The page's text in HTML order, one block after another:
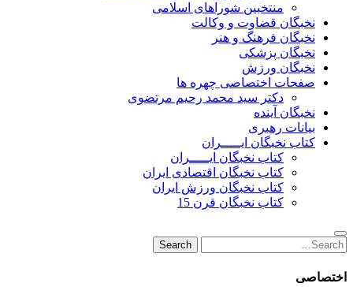
منتخبین شوراهای اسلامی
نخبگان قضاوت و وکالت
نخبگان فرهنگ و هنر
نخبگان پزشکی
نخبگان ورزش
صفحات اختصاصی چهره ها
دکتر سید محمد رحیم مرتضوی
نخبگان آینده
بیانات رهبری
کتاب نخبگان ایـــــران
کتاب نخبگان ایـــــران
کتاب نخبگان اقتصادی ایران
کتاب نخبگان ورزش ایران
کتاب نخبگان قرن 15
Search
for:
Search
اختصاصی